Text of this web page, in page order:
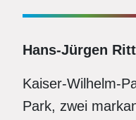
Hans-Jürgen
Kaiser-Wilhelm-
Park, zwei